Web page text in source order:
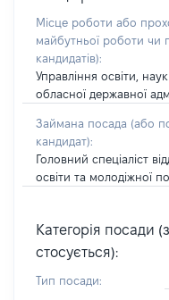
Місце роботи або
майбутньої роботи чи
кандидатів):
Управління освіти,
обласної державної
Займана посада (або
кандидат):
Головний спеціаліст
освіти та молодіжної
Категорія посади
стосується):
Тип посади: